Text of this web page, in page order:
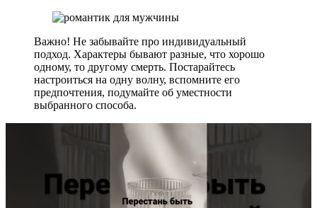
Важно! Не забывайте про индивидуальный
подход. Характеры бывают разные, что хорошо
одному, то другому смерть. Постарайтесь
настроиться на одну волну, вспомните его
предпочтения, подумайте об уместности
выбранного способа.